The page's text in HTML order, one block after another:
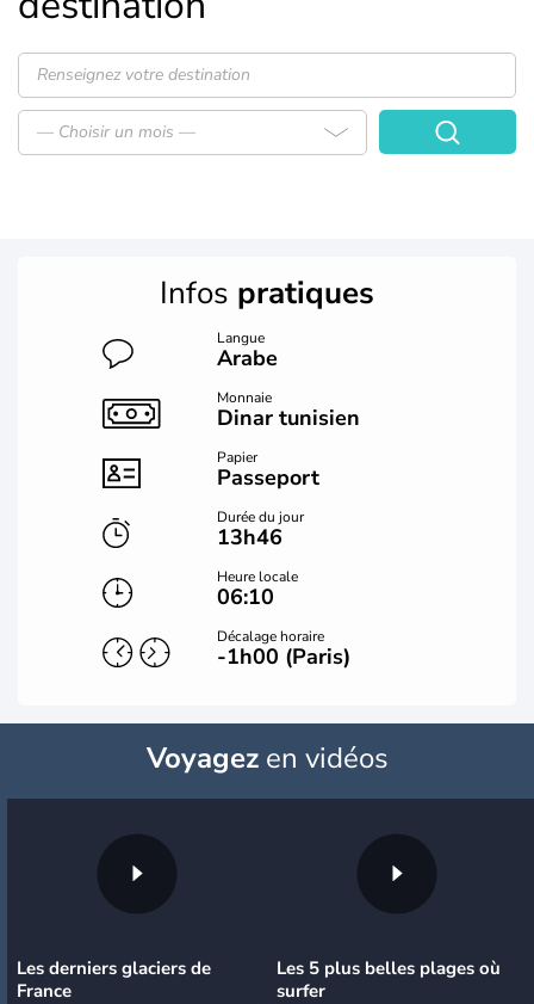
— Choisir un mois —
Infos pratiques
Langue
Arabe
Monnaie
Dinar tunisien
Papier
Passeport
Durée du jour
13h46
Heure locale
06:10
Décalage horaire
-1h00 (Paris)
Voyagezen vidéos
Les derniers glaciers de
France
Les 5 plus belles plages où
surfer